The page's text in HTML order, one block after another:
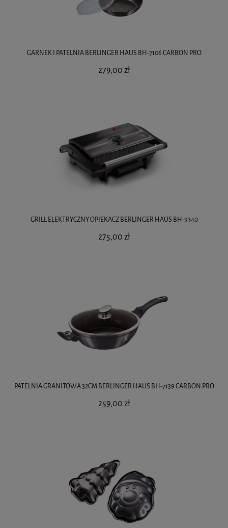
GARNEK I PATELNIA BERLINGER HAUS BH-7106 CARBON PRO
279,00 zł
GRILL ELEKTRYCZNY OPIEKACZ BERLINGER HAUS BH-9340
275,00 zł
PATELNIA GRANITOWA 32CM BERLINGER HAUS BH-7139 CARBON PRO
259,00 zł